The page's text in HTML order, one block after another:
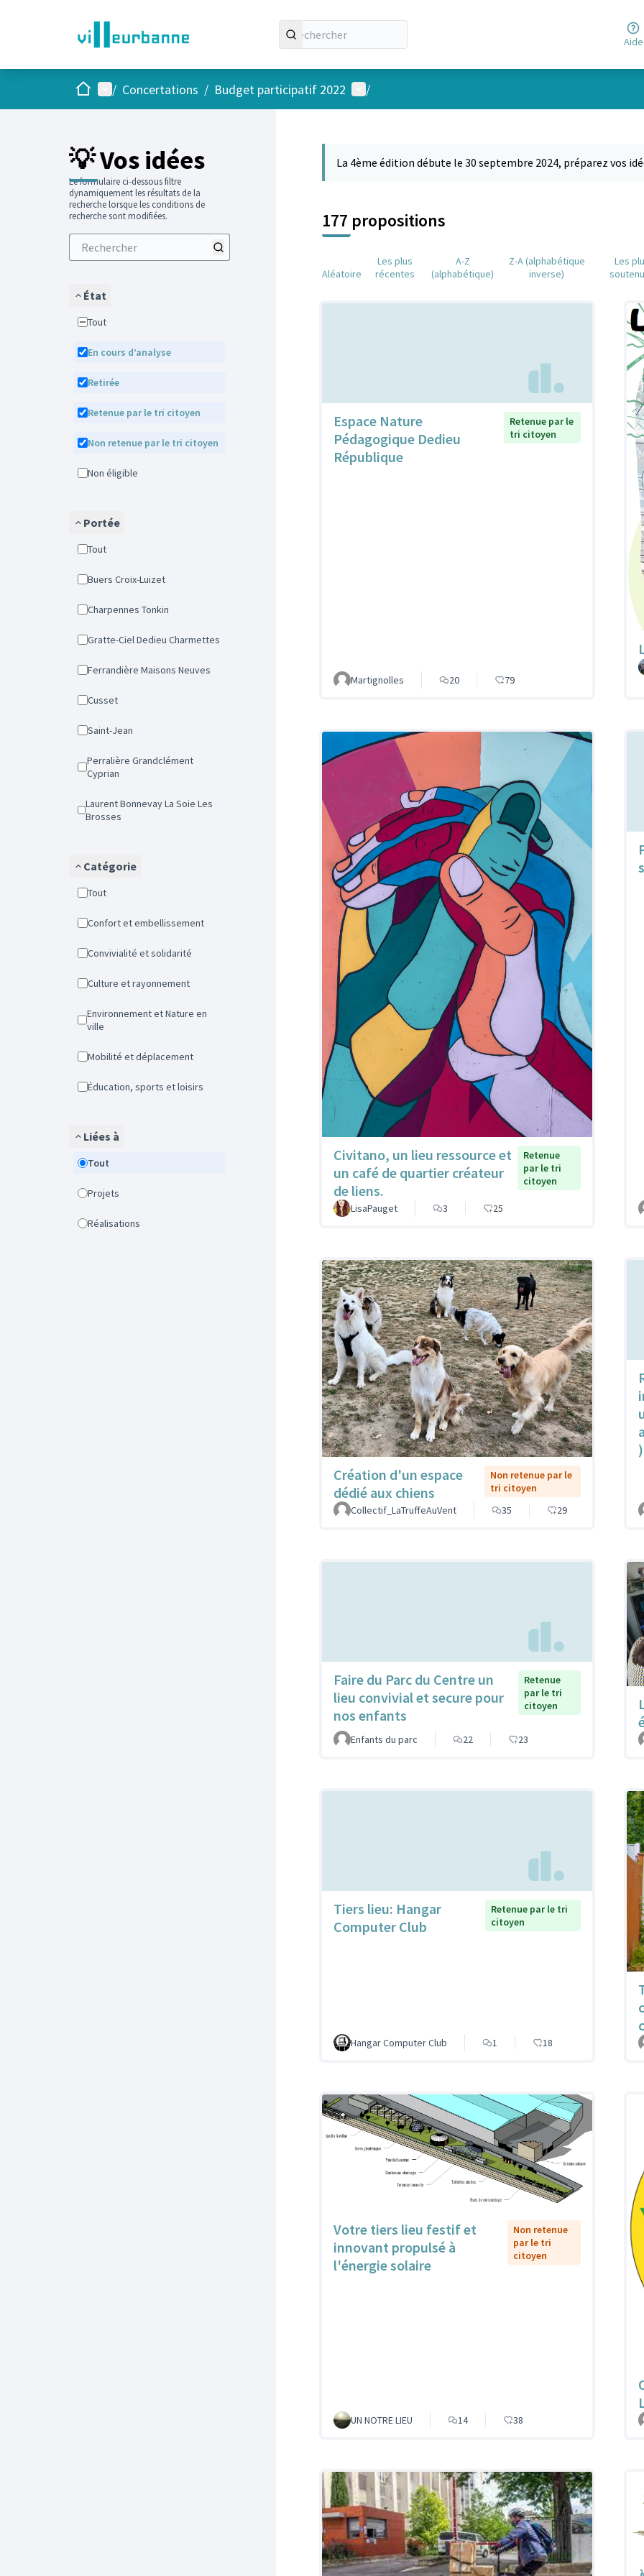
Aide
AccueilMenu principal
/ Concertations / Budget participatif 2022 Menu utilisateur
/
💡 Vos idées
Le formulaire ci-dessous filtre
dynamiquement les résultats de la
recherche lorsque les conditions de
recherche sont modifiées.
État
Tout
En cours d’analyse
Retirée
Retenue par le tri citoyen
Non retenue par le tri citoyen
Non éligible
Portée
Tout
Buers Croix-Luizet
Charpennes Tonkin
Gratte-Ciel Dedieu Charmettes
Ferrandière Maisons Neuves
Cusset
Saint-Jean
Perralière Grandclément
Cyprian
Laurent Bonnevay La Soie Les
Brosses
Catégorie
Tout
Confort et embellissement
Convivialité et solidarité
Culture et rayonnement
Environnement et Nature en
ville
Mobilité et déplacement
Éducation, sports et loisirs
Liées à
Tout
Projets
Réalisations
La 4ème édition débute le 30 septembre 2024, préparez vos
177 propositions
Aléatoire
Les plus
récentes
A-Z
(alphabétique)
Z-A (alphabétique
inverse)
Les
Espace Nature
Pédagogique Dedieu
République
Retenue par le
tri citoyen
Martignolles 20 79
Civitano, un lieu ressource et
un café de quartier créateur
de liens.
Retenue
par le tri
citoyen
LisaPauget 3 25
Création d'un espace
dédié aux chiens
Non retenue par le
tri citoyen
Collectif_LaTruffeAuVent
35 29
)
Faire du Parc du Centre un
lieu convivial et secure pour
nos enfants
Retenue
par le tri
citoyen
Enfants du parc 22 23
Tiers lieu: Hangar
Computer Club
Retenue par le tri
citoyen
Hangar Computer Club 1 18
Votre tiers lieu festif et
innovant propulsé à
l'énergie solaire
Non retenue
par le tri
citoyen
UN NOTRE LIEU 14 38